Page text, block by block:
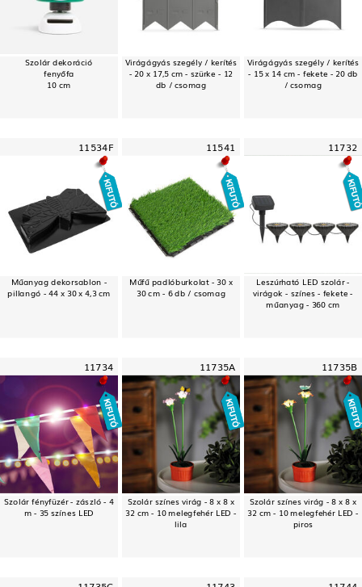
Szolár dekoráció
fenyőfa
10 cm
Virágágyás szegély / kerítés
- 20 x 17,5 cm - szürke - 12
db / csomag
Virágágyás szegély / kerítés
- 15 x 14 cm - fekete - 20 db
/ csomag
11534F
Műanyag dekorsablon -
pillangó - 44 x 30 x 4,3 cm
11541
Műfű padlóburkolat - 30 x
30 cm - 6 db / csomag
11732
Leszúrható LED szolár -
virágok - színes - fekete -
műanyag - 360 cm
11734
Szolár fényfüzér - zászló - 4
m - 35 színes LED
11735A
Szolár színes virág - 8 x 8 x
32 cm - 10 melegfehér LED -
lila
11735B
Szolár színes virág - 8 x 8 x
32 cm - 10 melegfehér LED -
piros